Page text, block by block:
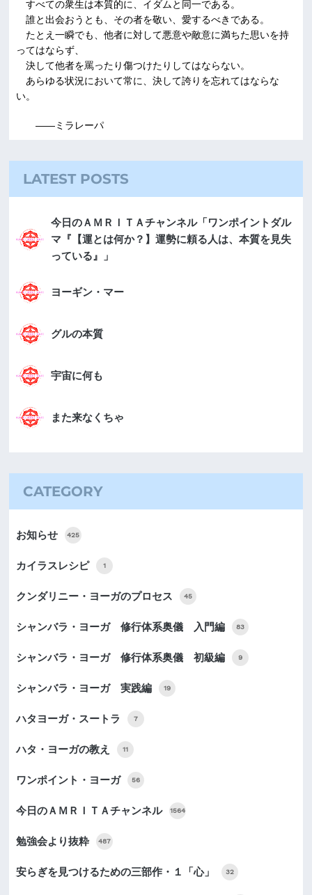
すべての衆生は本質的に、イダムと同一である。
誰と出会おうとも、その者を敬い、愛するべきである。
たとえ一瞬でも、他者に対して悪意や敵意に満ちた思いを持
ってはならず、
決して他者を罵ったり傷つけたりしてはならない。
あらゆる状況において常に、決して誇りを忘れてはならな
い。
――ミラレーパ
LATEST POSTS
今日のＡＭＲＩＴＡチャンネル「ワンポイントダル
マ『【運とは何か？】運勢に頼る人は、本質を見失
っている』」
ヨーギン・マー
グルの本質
宇宙に何も
また来なくちゃ
CATEGORY
お知らせ 425
カイラスレシピ 1
クンダリニー・ヨーガのプロセス 45
シャンバラ・ヨーガ 修行体系奥儀 入門編 83
シャンバラ・ヨーガ 修行体系奥儀 初級編 9
シャンバラ・ヨーガ 実践編 19
ハタヨーガ・スートラ 7
ハタ・ヨーガの教え 11
ワンポイント・ヨーガ 56
今日のＡＭＲＩＴＡチャンネル 1564
勉強会より抜粋 487
安らぎを見つけるための三部作・１「心」 32